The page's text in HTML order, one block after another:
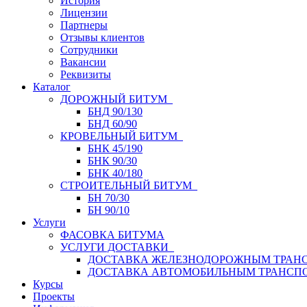
Лицензии
Партнеры
Отзывы клиентов
Сотрудники
Вакансии
Реквизиты
Каталог
ДОРОЖНЫЙ БИТУМ
БНД 90/130
БНД 60/90
КРОВЕЛЬНЫЙ БИТУМ
БНК 45/190
БНК 90/30
БНК 40/180
СТРОИТЕЛЬНЫЙ БИТУМ
БН 70/30
БН 90/10
Услуги
ФАСОВКА БИТУМА
УСЛУГИ ДОСТАВКИ
ДОСТАВКА ЖЕЛЕЗНОДОРОЖНЫМ
ДОСТАВКА АВТОМОБИЛЬНЫМ
Курсы
Проекты